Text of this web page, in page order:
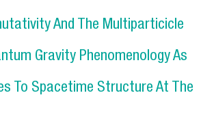
Dipole-Spin Interaction And Dsr-
And The Multiparticicle
Gravity Phenomenology As
To Spacetime Structure At The